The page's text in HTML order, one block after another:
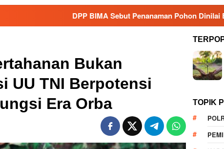
DPP BIMA Sebut Penanaman Pohon Dinilai Efektif
Bukan
UU TNI Berpotensi
Era Orba
TOPIK